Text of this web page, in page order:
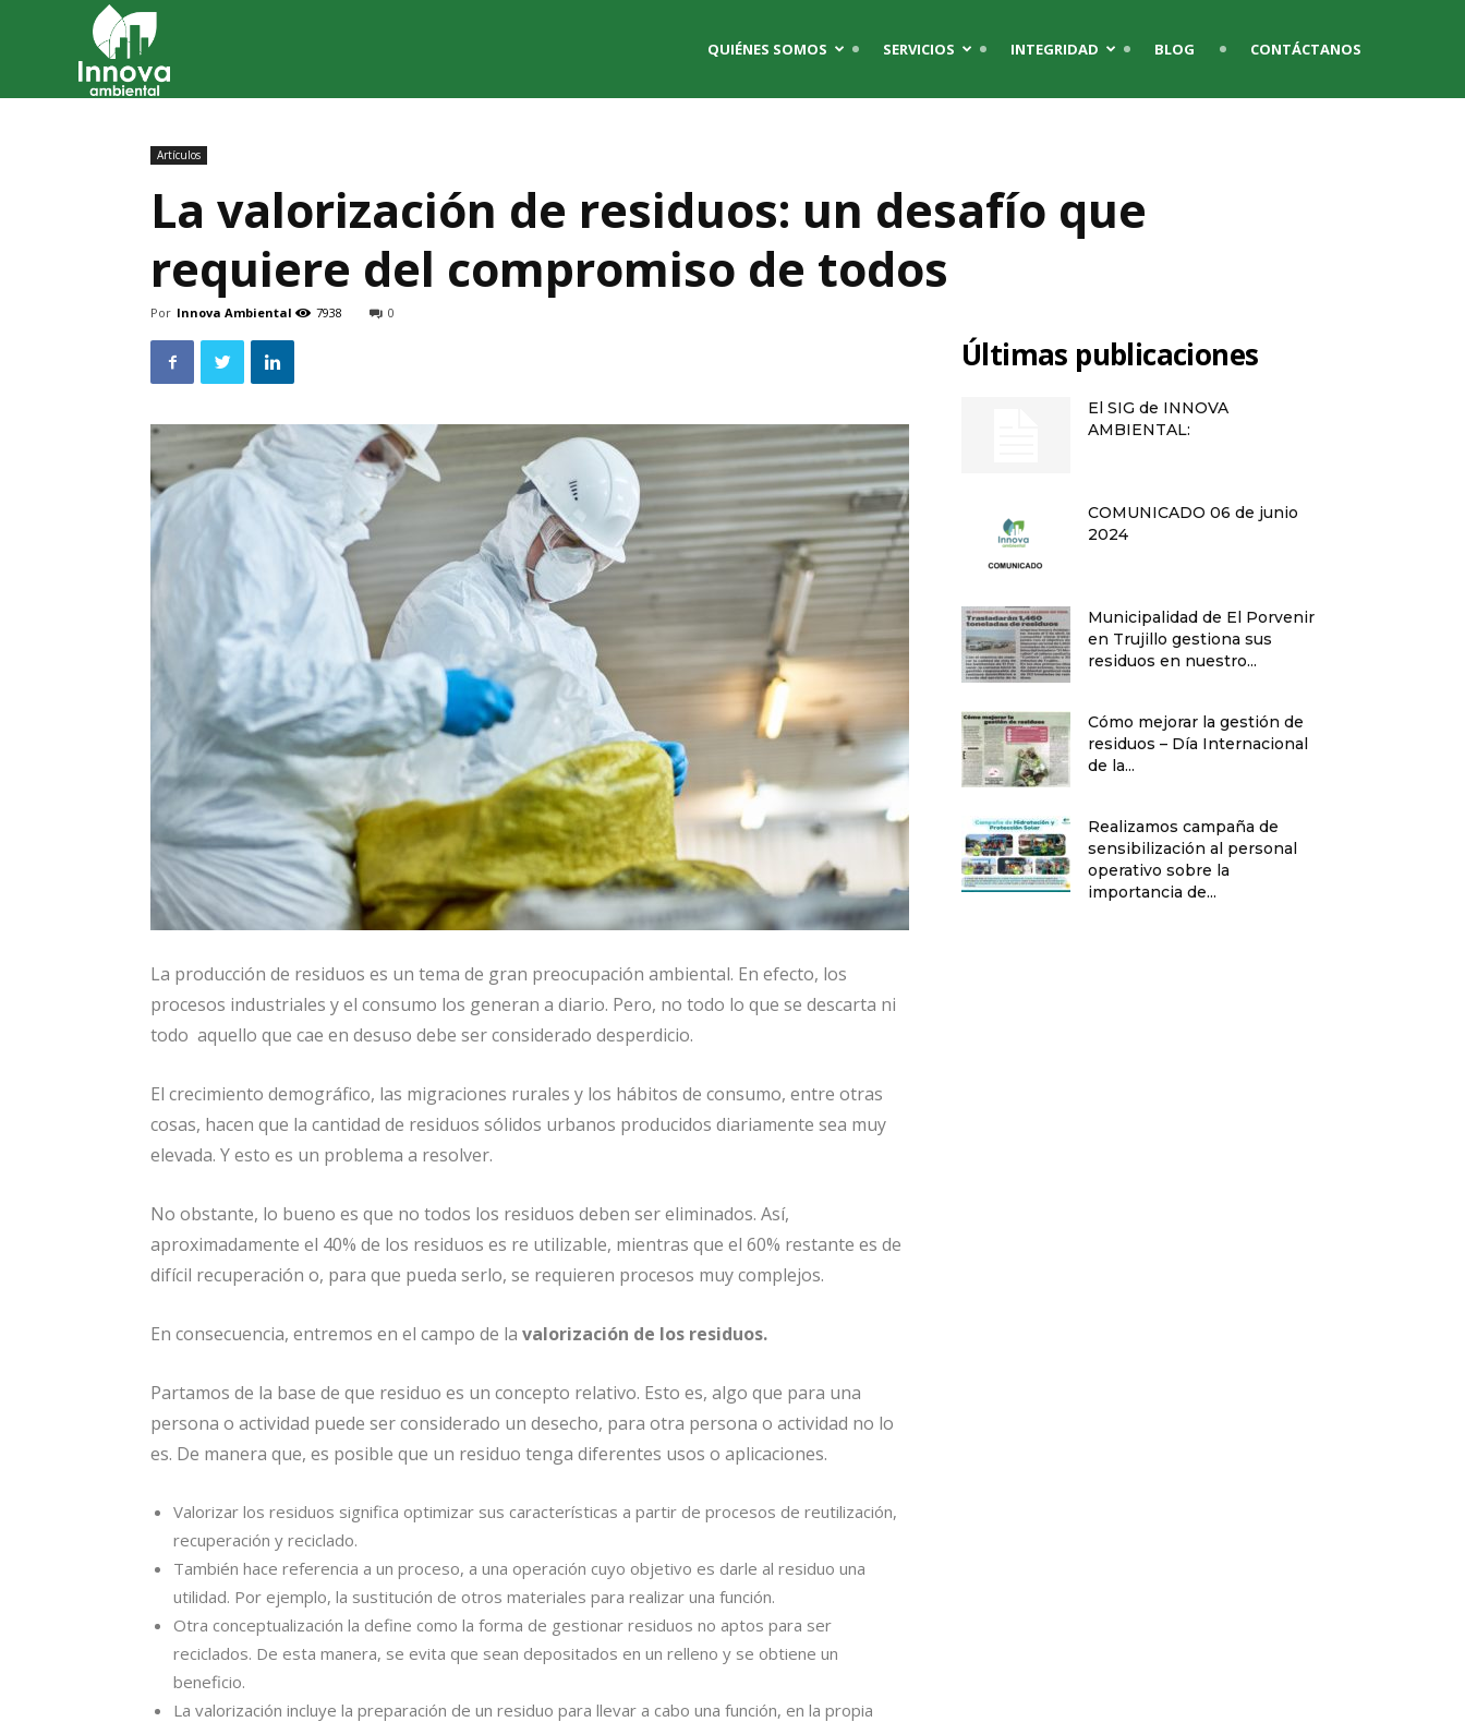
Ambiental
QUIÉNES SOMOS SERVICIOS INTEGRIDAD BLOG CONTÁCTANOS
Artículos
La valorización de residuos: un desafío que
requiere del compromiso de todos
Por Innova Ambiental 7938 0
La producción de residuos es un tema de gran preocupación ambiental. En efecto, los
procesos industriales y el consumo los generan a diario. Pero, no todo lo que se descarta ni
todo aquello que cae en desuso debe ser considerado desperdicio.
El crecimiento demográfico, las migraciones rurales y los hábitos de consumo, entre otras
cosas, hacen que la cantidad de residuos sólidos urbanos producidos diariamente sea muy
elevada. Y esto es un problema a resolver.
No obstante, lo bueno es que no todos los residuos deben ser eliminados. Así,
aproximadamente el 40% de los residuos es re utilizable, mientras que el 60% restante es de
difícil recuperación o, para que pueda serlo, se requieren procesos muy complejos.
En consecuencia, entremos en el campo de la valorización de los residuos.
Partamos de la base de que residuo es un concepto relativo. Esto es, algo que para una
persona o actividad puede ser considerado un desecho, para otra persona o actividad no lo
es. De manera que, es posible que un residuo tenga diferentes usos o aplicaciones.
Valorizar los residuos significa optimizar sus características a partir de procesos de reutilización,
recuperación y reciclado.
También hace referencia a un proceso, a una operación cuyo objetivo es darle al residuo una
utilidad. Por ejemplo, la sustitución de otros materiales para realizar una función.
Otra conceptualización la define como la forma de gestionar residuos no aptos para ser
reciclados. De esta manera, se evita que sean depositados en un relleno y se obtiene un
beneficio.
La valorización incluye la preparación de un residuo para llevar a cabo una función, en la propia
Últimas publicaciones
El SIG de INNOVA
AMBIENTAL:
COMUNICADO 06 de junio
2024
Municipalidad de El Porvenir
en Trujillo gestiona sus
residuos en nuestro...
Cómo mejorar la gestión de
residuos – Día Internacional
de la...
Realizamos campaña de
sensibilización al personal
operativo sobre la
importancia de...